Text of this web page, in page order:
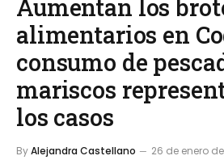
Aumentan los
alimentarios en
consumo de
mariscos
los casos
ByAlejandra Castellano 26 de enero